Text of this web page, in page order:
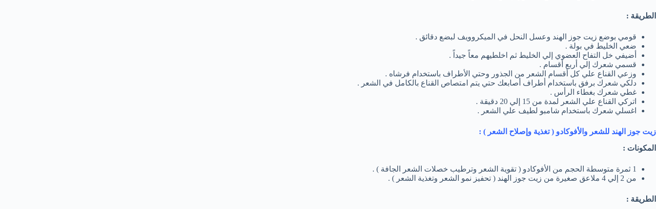
الطريقة :
قومي بوضع زيت جوز الهند وعسل النحل في الميكروويف لبضع دقائق .
ضعي الخليط في بولة .
أضيفي خل التفاح العضوي إلي الخليط ثم اخلطيهم معاً جيداً .
قسمي شعرك إلي أربع أقسام .
وزعي القناع علي كل أقسام الشعر من الجذور وحتي الأطراف باستخدام فرشاه .
دلكي شعرك برفق باستخدام أطراف أصابعك حتي يتم امتصاص القناع بالكامل في الشعر .
غطي شعرك بغطاء الرأس .
اتركي القناع علي الشعر لمدة من 15 إلي 20 دقيقة .
اغسلي شعرك باستخدام شامبو لطيف علي الشعر .
زيت جوز الهند للشعر والأفوكادو ( تغذية وإصلاح الشعر ) :
المكونات :
1 ثمرة متوسطة الحجم من الأفوكادو ( تقوية الشعر وترطيب خصلات الشعر الجافة ) .
من 2 إلي 4 ملاعق صغيرة من زيت جوز الهند ( تحفيز نمو الشعر وتغذية الشعر ) .
الطريقة :